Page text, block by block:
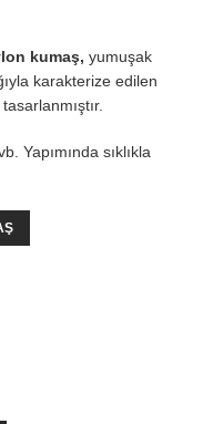
kumaş, yumuşak
karakterize edilen
Yapımında sıklıkla